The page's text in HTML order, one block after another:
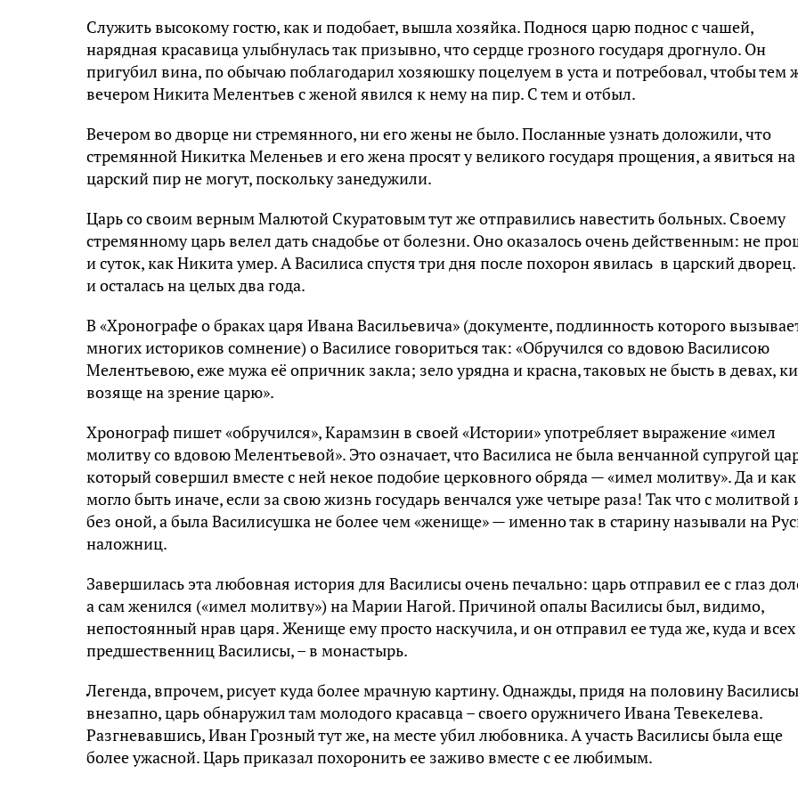
Служить высокому гостю, как и подобает, вышла хозяйка. Поднося царю поднос с чашей,
нарядная красавица улыбнулась так призывно, что сердце грозного государя дрогнуло. Он
пригубил вина, по обычаю поблагодарил хозяюшку поцелуем в уста и потребовал, чтобы тем
вечером Никита Мелентьев с женой явился к нему на пир. С тем и отбыл.
Вечером во дворце ни стремянного, ни его жены не было. Посланные узнать доложили, что
стремянной Никитка Меленьев и его жена просят у великого государя прощения, а явиться на
царский пир не могут, поскольку занедужили.
Царь со своим верным Малютой Скуратовым тут же отправились навестить больных. Своему
стремянному царь велел дать снадобье от болезни. Оно оказалось очень действенным: не
и суток, как Никита умер. А Василиса спустя три дня после похорон явилась в царский
и осталась на целых два года.
В «Хронографе о браках царя Ивана Васильевича» (документе, подлинность которого
многих историков сомнение) о Василисе говориться так: «Обручился со вдовою Василисою
Мелентьевою, еже мужа её опричник закла; зело урядна и красна, таковых не бысть в девах,
возяще на зрение царю».
Хронограф пишет «обручился», Карамзин в своей «Истории» употребляет выражение «имел
молитву со вдовою Мелентьевой». Это означает, что Василиса не была венчанной супругой
который совершил вместе с ней некое подобие церковного обряда — «имел молитву». Да и как
могло быть иначе, если за свою жизнь государь венчался уже четыре раза! Так что с молитвой
без оной, а была Василисушка не более чем «женище» — именно так в старину называли на
наложниц.
Завершилась эта любовная история для Василисы очень печально: царь отправил ее с глаз
а сам женился («имел молитву») на Марии Нагой. Причиной опалы Василисы был, видимо,
непостоянный нрав царя. Женище ему просто наскучила, и он отправил ее туда же, куда и всех
предшественниц Василисы, – в монастырь.
Легенда, впрочем, рисует куда более мрачную картину. Однажды, придя на половину Василисы
внезапно, царь обнаружил там молодого красавца – своего оружничего Ивана Тевекелева.
Разгневавшись, Иван Грозный тут же, на месте убил любовника. А участь Василисы была еще
более ужасной. Царь приказал похоронить ее заживо вместе с ее любимым.